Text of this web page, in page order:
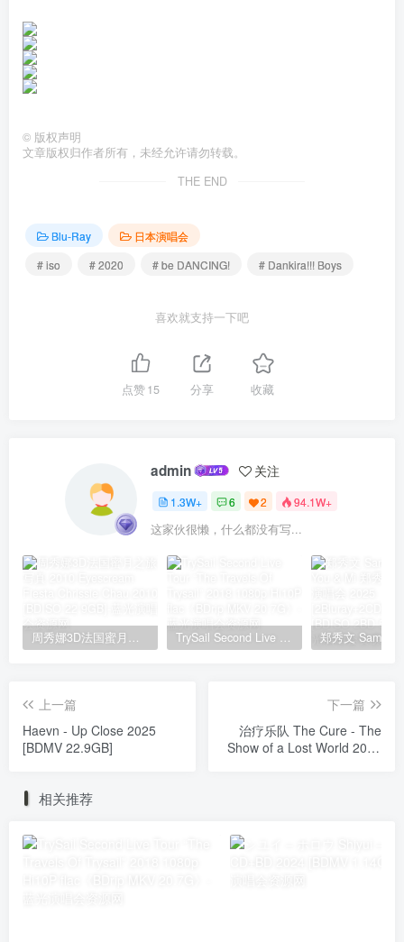
© 版权声明
文章版权归作者所有，未经允许请勿转载。
THE END
Blu-Ray
日本演唱会
# iso
# 2020 # be DANCING! # Dankira!!! Boys
喜欢就支持一下吧
点赞15 分享 收藏
admin 关注
1.3W+ 6 2 94.1W+
这家伙很懒，什么都没有写...
周秀娜3D法国蜜月之旅写真 2010 Eyescream Fiesta Chrissie Chau 2010 [BDISO 22.9GB] TrySail Second Live Tour “The Travels Of Trysail” 2018 1080p Hi10P flac《BDrip MKV 20.7G》
上一篇
Haevn - Up Close 2025
[BDMV 22.9GB]
下一篇
治疗乐队 The Cure - The
Show of a Lost World 2025
相关推荐